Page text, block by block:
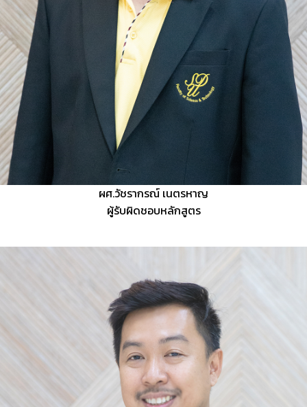
ผศ.วัชรากรณ์ เนตรหาญ
ผู้รับผิดชอบหลักสูตร